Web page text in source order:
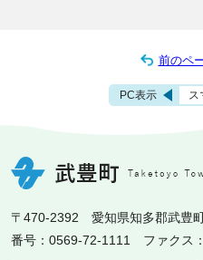
前のペ
PC表示 ス
〒470-2392 愛知県知多郡武豊
番号：0569-72-1111 ファクス